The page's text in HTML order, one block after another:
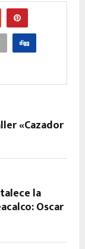
«Cazador
la
Oscar